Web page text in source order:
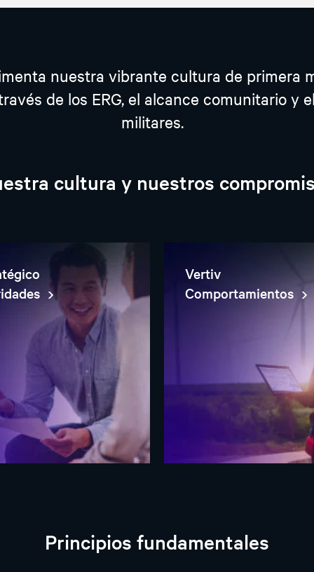
nuestra vibrante cultura de primera
de los ERG, el alcance comunitario y
militares.
cultura y nuestros
Vertiv
Comportamientos
Principios fundamentales